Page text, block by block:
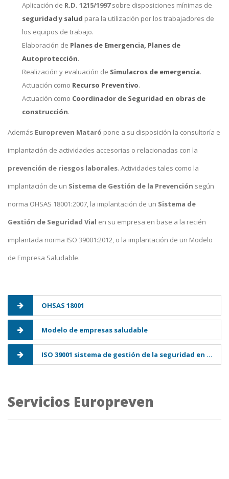
Aplicación de R.D. 1215/1997sobre disposiciones mínimas de
seguridad y salud para la utilización por los trabajadores de
los equipos de trabajo.
Elaboración de Planes de Emergencia, Planes de
Autoprotección.
Realización y evaluación de Simulacros de emergencia.
Actuación como Recurso Preventivo.
Actuación como Coordinador de Seguridad en obras de
construcción.
Además Europreven Mataró pone a su disposición la consultoría e
implantación de actividades accesorias o relacionadas con la
prevención de riesgos laborales. Actividades tales como la
implantación de un Sistema de Gestión de la Prevención según
norma OHSAS 18001:2007, la implantación de un Sistema de
Gestión de Seguridad Vial en su empresa en base a la recién
implantada norma ISO 39001:2012, o la implantación de un Modelo
de Empresa Saludable.
OHSAS 18001
Modelo de empresas saludable
ISO 39001 sistema de gestión de la seguridad en el tráfico por carretera
Servicios Europreven
Consultoría